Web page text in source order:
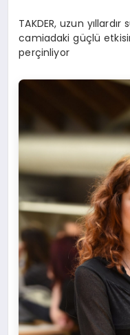
TAKDER, uzun
camiadaki güçlü
perçinliyor